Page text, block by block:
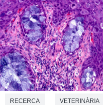
RECERCA VETERINÀRIA